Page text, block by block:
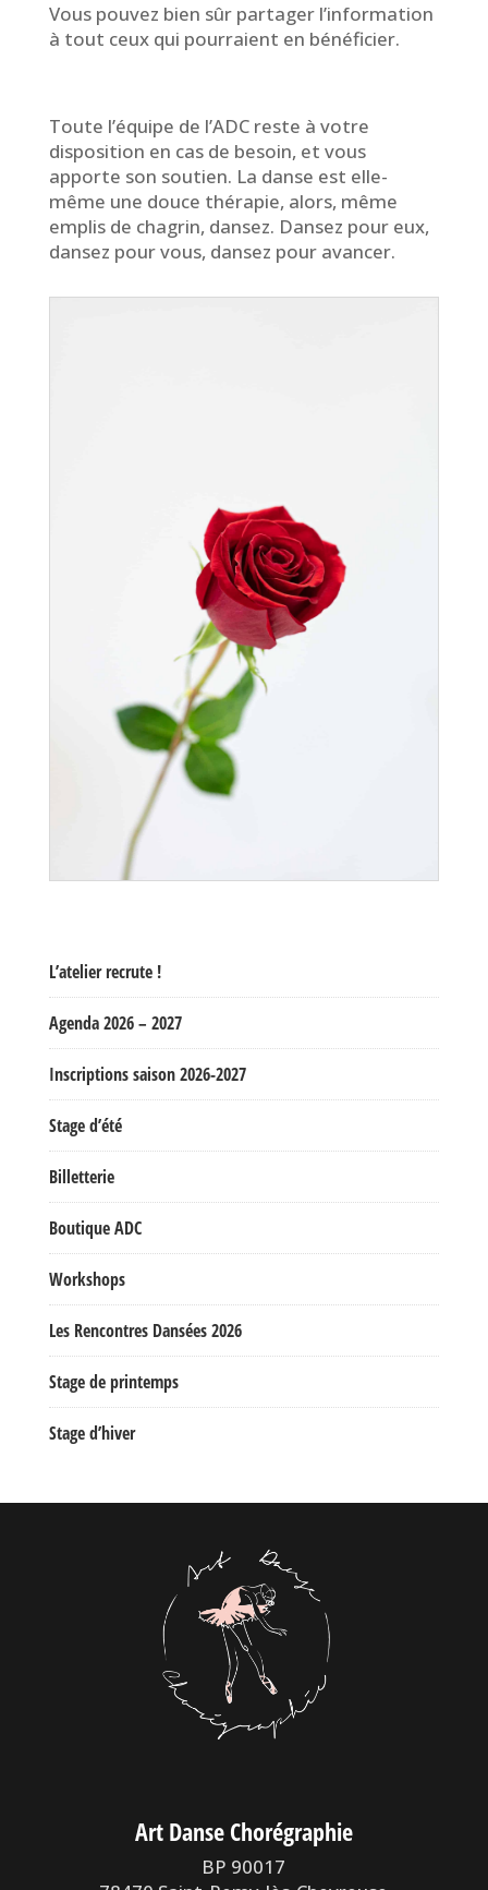
Vous pouvez bien sûr partager l’information
à tout ceux qui pourraient en bénéficier.
Toute l’équipe de l’ADC reste à votre
disposition en cas de besoin, et vous
apporte son soutien. La danse est elle-
même une douce thérapie, alors, même
emplis de chagrin, dansez. Dansez pour eux,
dansez pour vous, dansez pour avancer.
L’atelier recrute !
Agenda 2026 – 2027
Inscriptions saison 2026-2027
Stage d’été
Billetterie
Boutique ADC
Workshops
Les Rencontres Dansées 2026
Stage de printemps
Stage d’hiver
Art Danse Chorégraphie
BP 90017